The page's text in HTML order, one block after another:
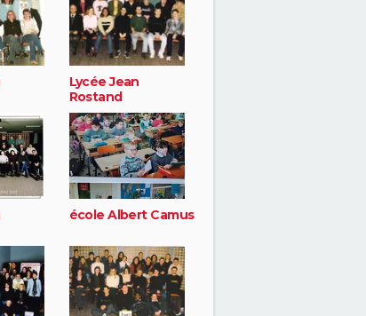
Lycée Jean
Rostand
école Albert Camus